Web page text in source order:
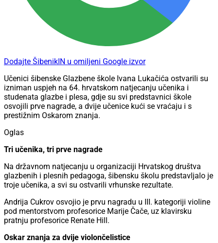
Dodajte ŠibenikIN u omiljeni Google izvor
Učenici šibenske Glazbene škole Ivana Lukačića ostvarili su
izniman uspjeh na 64. hrvatskom natjecanju učenika i
studenata glazbe i plesa, gdje su svi predstavnici škole
osvojili prve nagrade, a dvije učenice kući se vraćaju i s
prestižnim Oskarom znanja.
Oglas
Tri učenika, tri prve nagrade
Na državnom natjecanju u organizaciji Hrvatskog društva
glazbenih i plesnih pedagoga, šibensku školu predstavljalo je
troje učenika, a svi su ostvarili vrhunske rezultate.
Andrija Cukrov osvojio je prvu nagradu u III. kategoriji violine
pod mentorstvom profesorice Marije Čače, uz klavirsku
pratnju profesorice Renate Hill.
Oskar znanja za dvije violončelistice